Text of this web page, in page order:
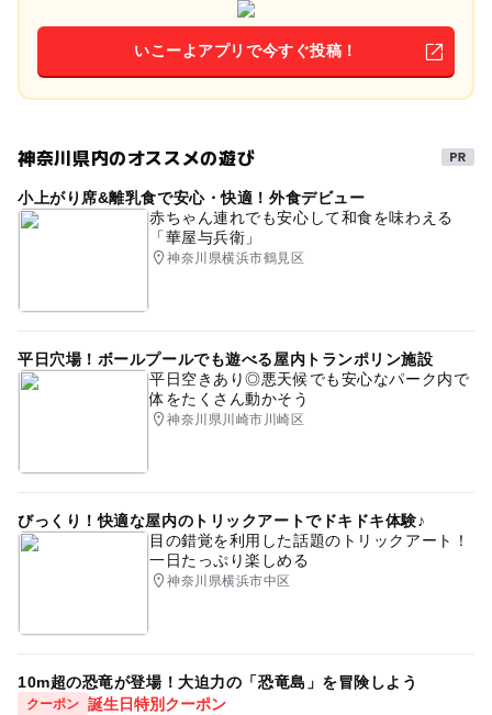
いこーよアプリで今すぐ投稿！
神奈川県内のオススメの遊び
小上がり席&離乳食で安心・快適！外食デビュー
赤ちゃん連れでも安心して和食を味わえる
「華屋与兵衛」
神奈川県横浜市鶴見区
平日穴場！ボールプールでも遊べる屋内トランポリン施設
平日空きあり◎悪天候でも安心なパーク内で
体をたくさん動かそう
神奈川県川崎市川崎区
びっくり！快適な屋内のトリックアートでドキドキ体験♪
目の錯覚を利用した話題のトリックアート！
一日たっぷり楽しめる
神奈川県横浜市中区
10m超の恐竜が登場！大迫力の「恐竜島」を冒険しよう
クーポン 誕生日特別クーポン